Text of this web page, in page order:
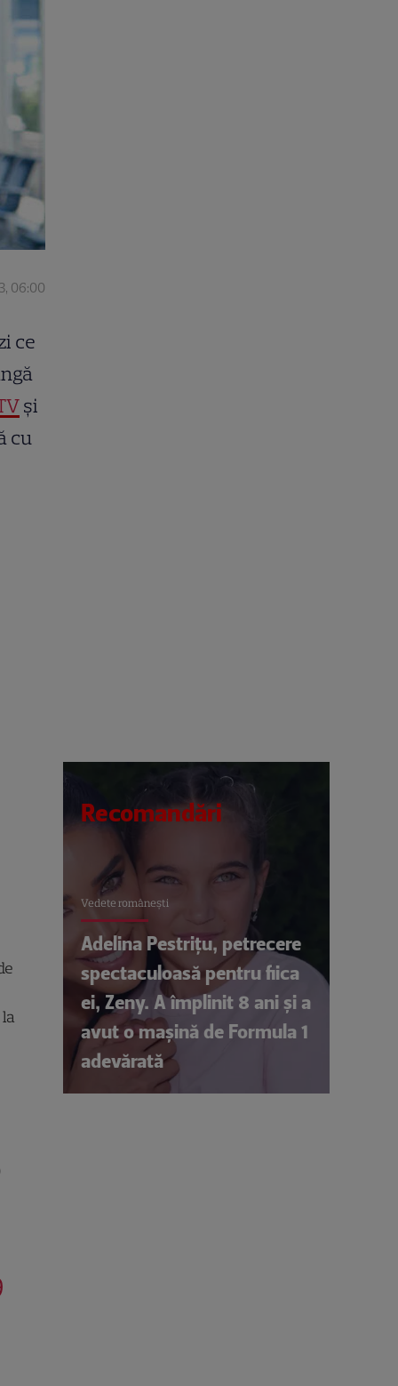
06:00
ce
și
cu
Recomandări
Vedete româneşti
Adelina Pestrițu, petrecere
spectaculoasă pentru fiica
ei, Zeny. A împlinit 8 ani și a
avut o mașină de Formula 1
adevărată